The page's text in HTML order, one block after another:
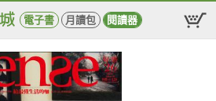
電子書 月讀包 閱讀器